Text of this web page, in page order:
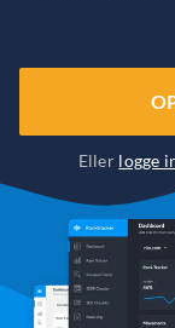
Eller logge